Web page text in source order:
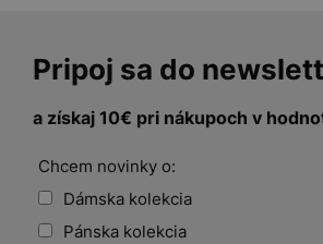
Pripoj sa do
a získaj 10€ pri nákupoch v
Chcem novinky o:
Dámska kolekcia
Pánska kolekcia